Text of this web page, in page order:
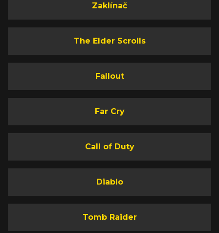
Zaklínač
The Elder Scrolls
Fallout
Far Cry
Call of Duty
Diablo
Tomb Raider